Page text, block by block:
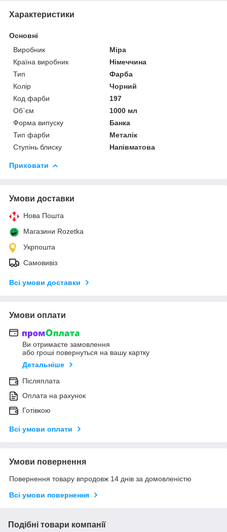
Характеристики
Основні
Виробник
Mipa
Країна виробник
Німеччина
Тип
Фарба
Колір
Чорний
Код фарби
197
Об`єм
1000 мл
Форма випуску
Банка
Тип фарби
Металік
Ступінь блиску
Напівматова
Приховати
Умови доставки
Нова Пошта
Магазини Rozetka
Укрпошта
Самовивіз
Всі умови доставки
Умови оплати
Ви отримаєте замовлення
або гроші повернуться на вашу картку
Детальніше
Післяплата
Оплата на рахунок
Готівкою
Всі умови оплати
Умови повернення
Повернення товару впродовж 14 днів за домовленістю
Всі умови повернення
Подібні товари компанії